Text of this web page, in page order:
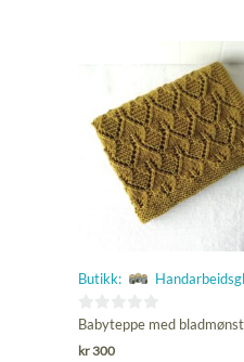
Butikk:
0
ut
Babyteppe med
kr300